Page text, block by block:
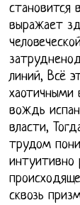
становится
выражает
линий, Всё
хаотичными
вождь
власти,
трудом
интуитивно
сквозь